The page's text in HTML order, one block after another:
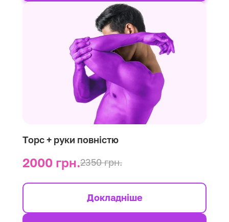
Торс + руки повністю
2000 грн.2350 грн.
Докладніше